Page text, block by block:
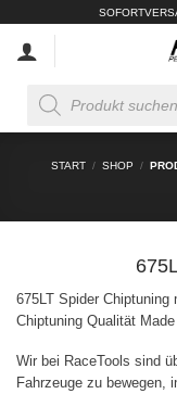
springen
search
START / SHOP /
675LT Spider Chiptuning
Chiptuning Qualität
Wir bei RaceTools sind
Fahrzeuge zu bewegen,